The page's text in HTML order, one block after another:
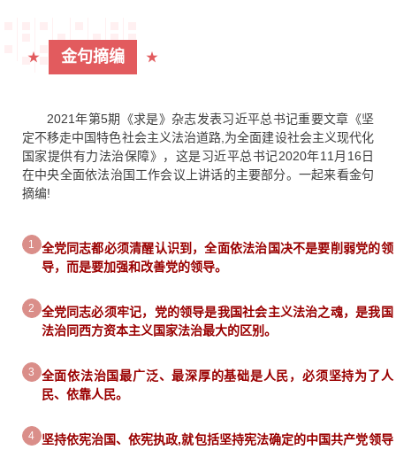
★ 金句摘编 ★
2021年第5期 《求是》 杂志发表习近平总书记重要文章 《坚
定不移走中国特色社会主义法治道路,为全面建设社会主义现代化
国家提供有力法治保障》 ，这是习近平总书记2020年11月16日
在中央全面依法治国工作会议上讲话的主要部分。一起来看金句
摘编!
1 全党同志都必须清醒认识到，全面依法治国决不是要削弱党的领
导，而是要加强和改善党的领导。
2
全党同志必须牢记，党的领导是我国社会主义法治之魂，是我国
法治同西方资本主义国家法治最大的区别。
3
全面依法治国最广泛、最深厚的基础是人民，必须坚持为了人
民、依靠人民。
4 坚持依宪治国、依宪执政,就包括坚持宪法确定的中国共产党领导